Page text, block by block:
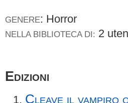
GENERE: Horror
NELLA BIBLIOTECA DI: 2
Edizioni
Cleave il vampiro